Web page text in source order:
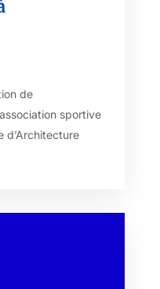
de
sportive
d’Architecture